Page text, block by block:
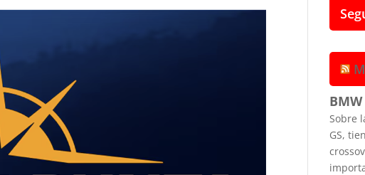
BMW
Sobre
GS,